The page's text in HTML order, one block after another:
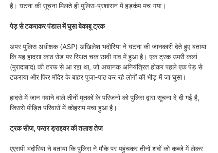
है। घटना की सूचना मिलते ही पुलिस-प्रशासन में हड़कंप मच गया।
पेड़ से टकराकर पंडाल में घुसा बेकाबू ट्रक
अपर पुलिस अधीक्षक (ASP) अखिलेश भदोरिया ने घटना की जानकारी देते हुए बताया
कि यह हादसा काठ रोड पर स्थित चक छावी गांव में हुआ है। एक ट्रक उमरी कलां
(मुरादाबाद) की तरफ से आ रहा था, जो अचानक अनियंत्रित होकर पहले एक पेड़ से
टकराया और फिर मंदिर के बाहर पूजा-पाठ कर रहे लोगों की भीड़ में जा घुसा।
हादसे में जान गंवाने वाले तीनों मृतकों के परिजनों को पुलिस द्वारा सूचना दे दी गई है,
जिससे पीड़ित परिवारों में कोहराम मचा हुआ है।
ट्रक सीज, फरार ड्राइवर की तलाश तेज
एएसपी भदोरिया ने बताया कि पुलिस ने मौके पर पहुंचकर तीनों शवों को कब्जे में लेकर